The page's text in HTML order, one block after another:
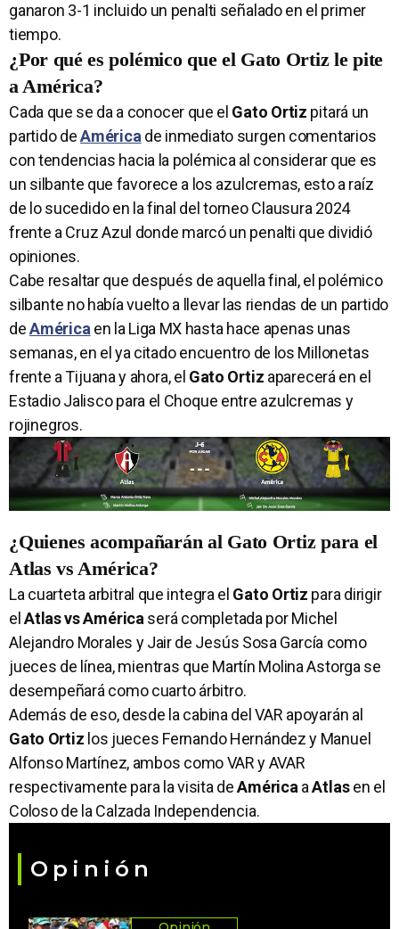
ganaron 3-1 incluido un penalti señalado en el primer
tiempo.
¿Por qué es polémico que el Gato Ortiz le pite
a América?
Cada que se da a conocer que el Gato Ortiz pitará un
partido deAméricade inmediato surgen comentarios
con tendencias hacia la polémica al considerar que es
un silbante que favorece a los azulcremas, esto a raíz
de lo sucedido en la final del torneo Clausura 2024
frente a Cruz Azul donde marcó un penalti que dividió
opiniones.
Cabe resaltar que después de aquella final, el polémico
silbante no había vuelto a llevar las riendas de un partido
deAméricaen la Liga MX hasta hace apenas unas
semanas, en el ya citado encuentro de los Millonetas
frente a Tijuana y ahora, el Gato Ortiz aparecerá en el
Estadio Jalisco para el Choque entre azulcremas y
rojinegros.
¿Quienes acompañarán al Gato Ortiz para el
Atlas vs América?
La cuarteta arbitral que integra el Gato Ortiz para dirigir
el Atlas vs América será completada por Michel
Alejandro Morales y Jair de Jesús Sosa García como
jueces de línea, mientras que Martín Molina Astorga se
desempeñará como cuarto árbitro.
Además de eso, desde la cabina del VAR apoyarán al
Gato Ortiz los jueces Fernando Hernández y Manuel
Alfonso Martínez, ambos como VAR y AVAR
respectivamente para la visita deAmérica aAtlasen el
Coloso de la Calzada Independencia.
Opinión